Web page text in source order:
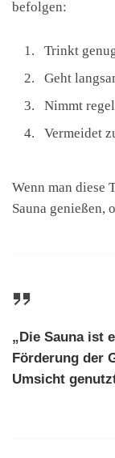
befolgen:
Trinkt
Geht
Nimmt
Vermeidet
Wenn man diese
Sauna genießen,
„Die Sauna ist
Förderung der
Umsicht